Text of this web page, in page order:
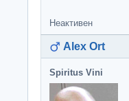
Неактивен
Alex Ort
Spiritus Vini